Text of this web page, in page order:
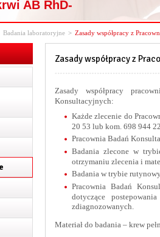
AB RhD-
Badania laboratoryjne > Zasady współpracy z
Zasady współpracy z
Zasady współpracy
Konsultacyjnych:
Każde zlecenie do
20 53 lub kom. 698 944
Pracownia Badań
Badania zlecone w
otrzymaniu zlecenia i
Badania w trybie
Pracownia Badań
dotyczące
zdiagnozowanych.
Materiał do badania – krew